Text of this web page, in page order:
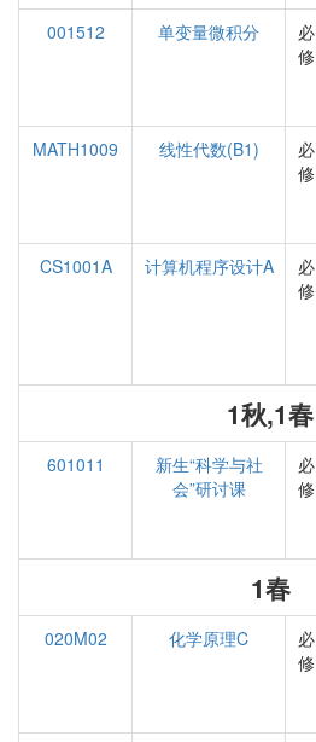
001512
单变量微积分
必
修
MATH1009
线性代数(B1)
必
修
CS1001A
计算机程序设计A
必
修
1秋,1春
601011
新生“科学与社
会”研讨课
必
修
1春
020M02 化学原理C
必
修